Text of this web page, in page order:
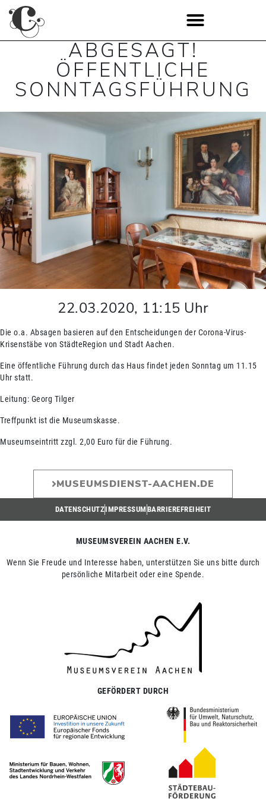
ABGESAGT!
ÖFFENTLICHE
SONNTAGSFÜHRUNG
22.03.2020, 11:15 Uhr
Die o.a. Absagen basieren auf den Entscheidungen der Corona-Virus-
Krisenstäbe von StädteRegion und Stadt Aachen.
Eine öffentliche Führung durch das Haus findet jeden Sonntag um 11.15
Uhr statt.
Leitung: Georg Tilger
Treffpunkt ist die Museumskasse.
Museumseintritt zzgl. 2,00 Euro für die Führung.
MUSEUMSDIENST-AACHEN.DE
DATENSCHUTZIMPRESSUM BARRIEREFREIHEIT
MUSEUMSVEREIN AACHEN E.V.
Wenn Sie Freude und Interesse haben, unterstützen Sie uns bitte durch
persönliche Mitarbeit oder eine Spende.
GEFÖRDERT DURCH